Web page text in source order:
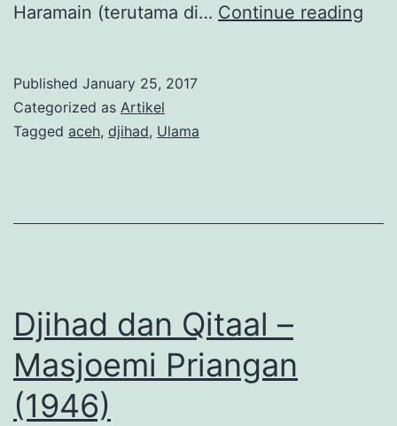
Haramain (terutama di… Continue reading
Published January 25, 2017
Categorized as Artikel
Tagged aceh, djihad, Ulama
Djihad dan Qitaal –
Masjoemi Priangan
(1946)